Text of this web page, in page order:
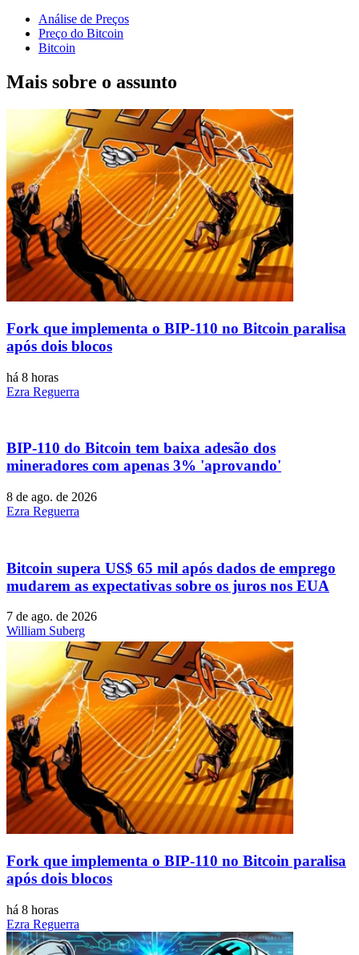
Análise de Preços
Preço do Bitcoin
Bitcoin
Mais sobre o assunto
Fork que implementa o BIP-110 no Bitcoin paralisa
após dois blocos
há 8 horas
Ezra Reguerra
BIP-110 do Bitcoin tem baixa adesão dos
mineradores com apenas 3% 'aprovando'
8 de ago. de 2026
Ezra Reguerra
Bitcoin supera US$ 65 mil após dados de emprego
mudarem as expectativas sobre os juros nos EUA
7 de ago. de 2026
William Suberg
Fork que implementa o BIP-110 no Bitcoin paralisa
após dois blocos
há 8 horas
Ezra Reguerra